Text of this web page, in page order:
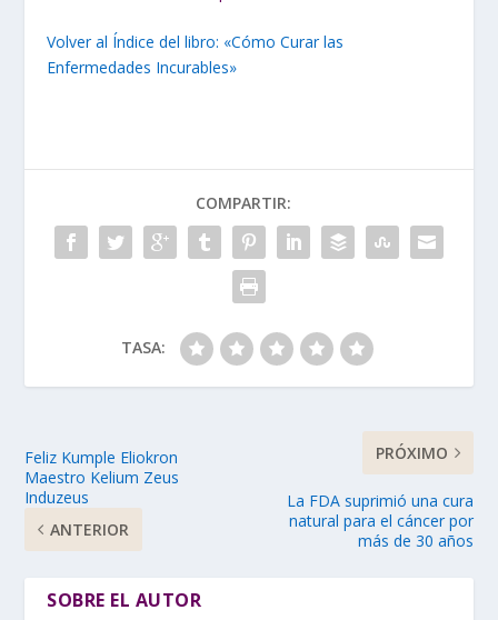
Volver al Índice del libro: «Cómo Curar las
Enfermedades Incurables»
COMPARTIR:
TASA:
Feliz Kumple Eliokron
Maestro Kelium Zeus
Induzeus
ANTERIOR
PRÓXIMO
La FDA suprimió una cura
natural para el cáncer por
más de 30 años
SOBRE EL AUTOR